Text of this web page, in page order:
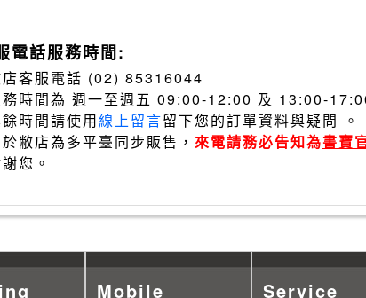
電話服務時間:
客服電話 (02) 85316044
時間為 週一至週五 09:00-12:00 及 13:00-
時間請使用線上留言留下您的訂單資料與疑問 。
敝店為多平臺同步販售， 來電請務必告知為書寶
您。
Mobile Service